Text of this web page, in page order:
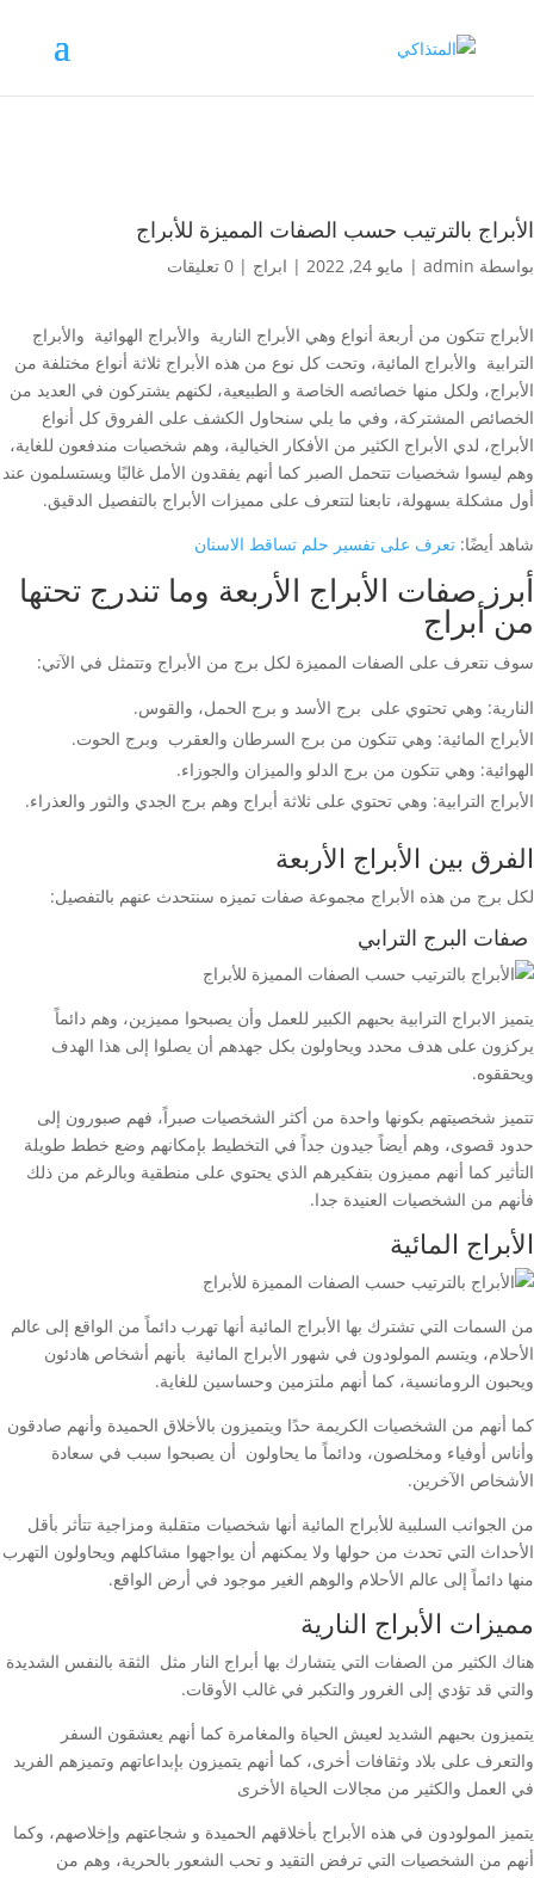
الأبراج بالترتيب حسب الصفات المميزة للأبراج
بواسطة admin
| مايو 24, 2022 | ابراج | 0 تعليقات
الأبراج تتكون من أربعة أنواع وهي الأبراج النارية والأبراج الهوائية والأبراج
الترابية والأبراج المائية، وتحت كل نوع من هذه الأبراج ثلاثة أنواع مختلفة من
الأبراج، ولكل منها خصائصه الخاصة و الطبيعية، لكنهم يشتركون في العديد من
الخصائص المشتركة، وفي ما يلي سنحاول الكشف على الفروق كل أنواع
الأبراج، لدي الأبراج الكثير من الأفكار الخيالية، وهم شخصيات مندفعون للغاية،
وهم ليسوا شخصيات تتحمل الصبر كما أنهم يفقدون الأمل غالبًا ويستسلمون عند
أول مشكلة بسهولة، تابعنا لتتعرف على مميزات الأبراج بالتفصيل الدقيق.
شاهد أيضًا: تعرف على تفسير حلم تساقط الاسنان
أبرز صفات الأبراج الأربعة وما تندرج تحتها
من أبراج
سوف نتعرف على الصفات المميزة لكل برج من الأبراج وتتمثل في الآتي:
النارية: وهي تحتوي على برج الأسد و برج الحمل، والقوس.
الأبراج المائية: وهي تتكون من برج السرطان والعقرب وبرج الحوت.
الهوائية: وهي تتكون من برج الدلو والميزان والجوزاء.
الأبراج الترابية: وهي تحتوي على ثلاثة أبراج وهم برج الجدي والثور والعذراء.
الفرق بين الأبراج الأربعة
لكل برج من هذه الأبراج مجموعة صفات تميزه سنتحدث عنهم بالتفصيل:
صفات البرج الترابي
يتميز الابراج الترابية بحبهم الكبير للعمل وأن يصبحوا مميزين، وهم دائماً
يركزون على هدف محدد ويحاولون بكل جهدهم أن يصلوا إلى هذا الهدف
ويحققوه.
تتميز شخصيتهم بكونها واحدة من أكثر الشخصيات صبراً، فهم صبورون إلى
حدود قصوى، وهم أيضاً جيدون جداً في التخطيط بإمكانهم وضع خطط طويلة
التأثير كما أنهم مميزون بتفكيرهم الذي يحتوي على منطقية وبالرغم من ذلك
فأنهم من الشخصيات العنيدة جدا.
الأبراج المائية
من السمات التي تشترك بها الأبراج المائية أنها تهرب دائماً من الواقع إلى عالم
الأحلام، ويتسم المولودون في شهور الأبراج المائية بأنهم أشخاص هادئون
ويحبون الرومانسية، كما أنهم ملتزمين وحساسين للغاية.
كما أنهم من الشخصيات الكريمة حدًا ويتميزون بالأخلاق الحميدة وأنهم صادقون
وأناس أوفياء ومخلصون، ودائماً ما يحاولون أن يصبحوا سبب في سعادة
الأشخاص الآخرين.
من الجوانب السلبية للأبراج المائية أنها شخصيات متقلبة ومزاجية تتأثر بأقل
الأحداث التي تحدث من حولها ولا يمكنهم أن يواجهوا مشاكلهم ويحاولون التهرب
منها دائماً إلى عالم الأحلام والوهم الغير موجود في أرض الواقع.
مميزات الأبراج النارية
هناك الكثير من الصفات التي يتشارك بها أبراج النار مثل الثقة بالنفس الشديدة
والتي قد تؤدي إلى الغرور والتكبر في غالب الأوقات.
يتميزون بحبهم الشديد لعيش الحياة والمغامرة كما أنهم يعشقون السفر
والتعرف على بلاد وثقافات أخرى، كما أنهم يتميزون بإبداعاتهم وتميزهم الفريد
في العمل والكثير من مجالات الحياة الأخرى
يتميز المولودون في هذه الأبراج بأخلاقهم الحميدة و شجاعتهم وإخلاصهم، وكما
أنهم من الشخصيات التي ترفض التقيد و تحب الشعور بالحرية، وهم من